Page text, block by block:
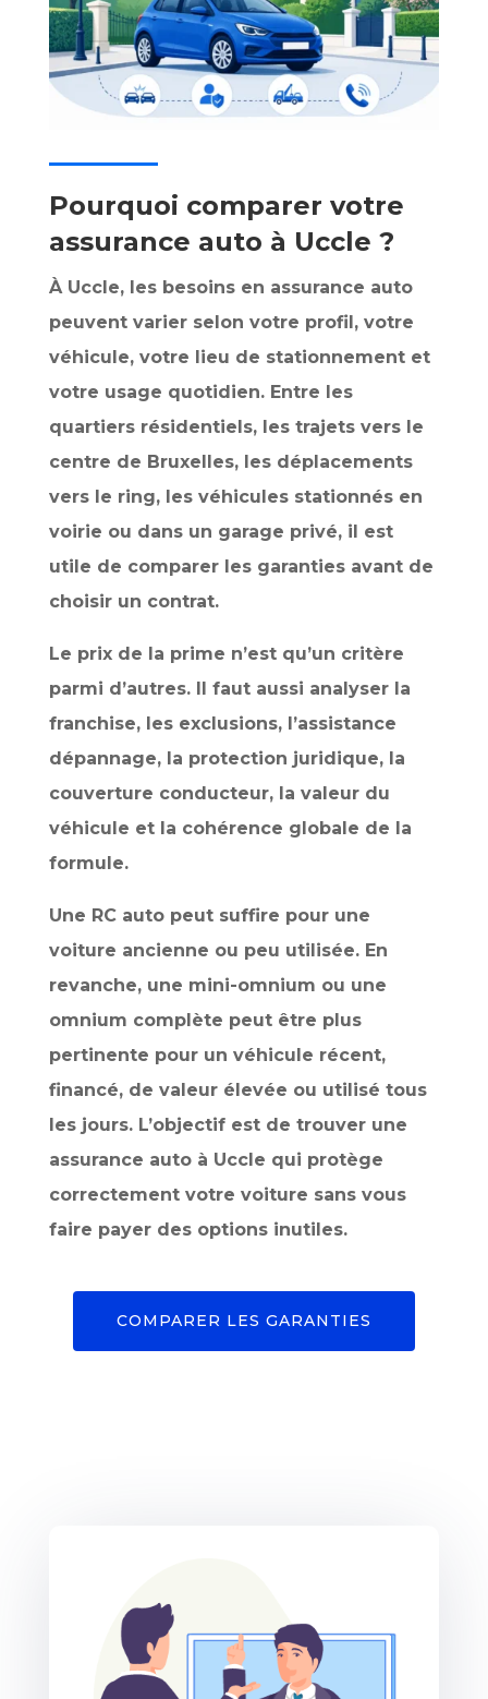
Pourquoi comparer votre
assurance auto à Uccle ?
À Uccle, les besoins en assurance auto
peuvent varier selon votre profil, votre
véhicule, votre lieu de stationnement et
votre usage quotidien. Entre les
quartiers résidentiels, les trajets vers le
centre de Bruxelles, les déplacements
vers le ring, les véhicules stationnés en
voirie ou dans un garage privé, il est
utile de comparer les garanties avant de
choisir un contrat.
Le prix de la prime n’est qu’un critère
parmi d’autres. Il faut aussi analyser la
franchise, les exclusions, l’assistance
dépannage, la protection juridique, la
couverture conducteur, la valeur du
véhicule et la cohérence globale de la
formule.
Une RC auto peut suffire pour une
voiture ancienne ou peu utilisée. En
revanche, une mini-omnium ou une
omnium complète peut être plus
pertinente pour un véhicule récent,
financé, de valeur élevée ou utilisé tous
les jours. L’objectif est de trouver une
assurance auto à Uccle qui protège
correctement votre voiture sans vous
faire payer des options inutiles.
COMPARER LES GARANTIES